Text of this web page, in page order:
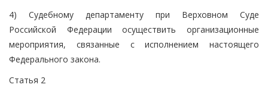
4) Судебному департаменту при Верховном Суде
Российской Федерации осуществить организационные
мероприятия, связанные с исполнением настоящего
Федерального закона.
Статья 2